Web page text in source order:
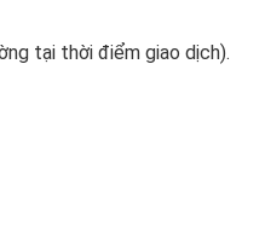
tại thời điểm giao dịch).